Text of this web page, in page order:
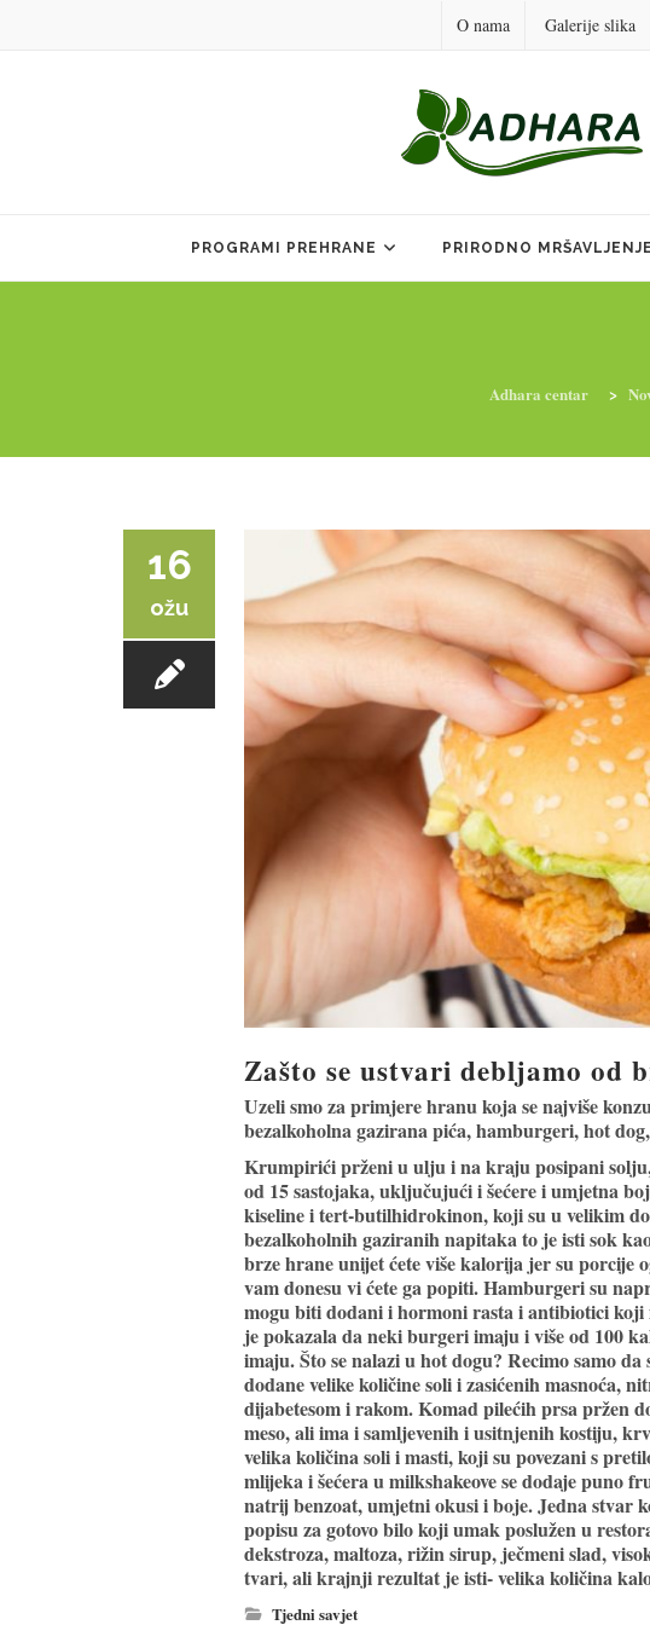
O nama Galerije slika
PROGRAMI PREHRANE PRIRODNO MRŠAVLJENJE
Adhara centar >
16
ožu
Zašto se ustvari debljamo od
Uzeli smo za primjere hranu koja se najviše
bezalkoholna gazirana pića, hamburgeri, hot
Krumpirići prženi u ulju i na kraju posipani
od 15 sastojaka, uključujući i šećere i umjetna
kiseline i tert-butilhidrokinon, koji su u velikim
bezalkoholnih gaziranih napitaka to je isti sok
brze hrane unijet ćete više kalorija jer su porcije
vam donesu vi ćete ga popiti. Hamburgeri su
mogu biti dodani i hormoni rasta i antibiotici koji
je pokazala da neki burgeri imaju i više od 100
imaju. Što se nalazi u hot dogu? Recimo samo
dodane velike količine soli i zasićenih masnoća,
dijabetesom i rakom. Komad pilećih prsa pržen
meso, ali ima i samljevenih i usitnjenih kostiju,
velika količina soli i masti, koji su povezani s
mlijeka i šećera u milkshakeove se dodaje puno
natrij benzoat, umjetni okusi i boje. Jedna stvar
popisu za gotovo bilo koji umak poslužen u
dekstroza, maltoza, rižin sirup, ječmeni slad,
tvari, ali krajnji rezultat je isti- velika količina
Tjedni savjet